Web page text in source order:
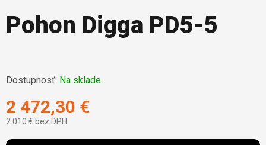
Pohon Digga PD5-5
Dostupnosť: Na sklade
2 472,30 €
2 010 € bez DPH
Jednotková cena: